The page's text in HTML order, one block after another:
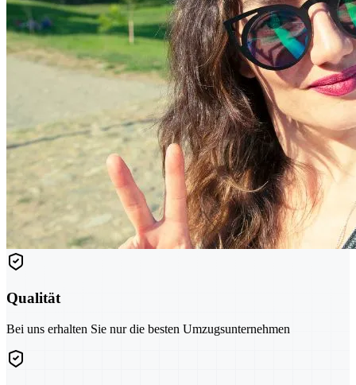
Qualität
Bei uns erhalten Sie nur die besten Umzugsunternehmen